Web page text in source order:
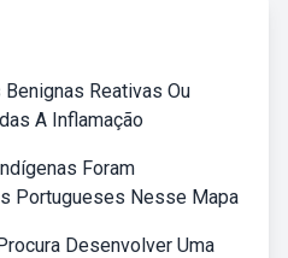
Reativas Ou
A Inflamação
Foram
Portugueses Nesse Mapa
Desenvolver Uma